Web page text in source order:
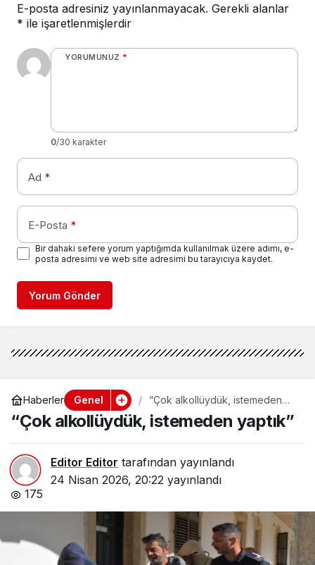
E-posta adresiniz yayınlanmayacak. Gerekli alanlar
* ile işaretlenmişlerdir
YORUMUNUZ *
0/30 karakter
Ad *
E-Posta *
Bir dahaki sefere yorum yaptığımda kullanılmak üzere adımı, e-
posta adresimi ve web site adresimi bu tarayıcıya kaydet.
Yorum Gönder
Haberler Genel
“Çok alkollüydük, istemeden
yaptık”
“Çok alkollüydük, istemeden yaptık”
Editor Editor tarafından yayınlandı
24 Nisan 2026, 20:22 yayınlandı
175